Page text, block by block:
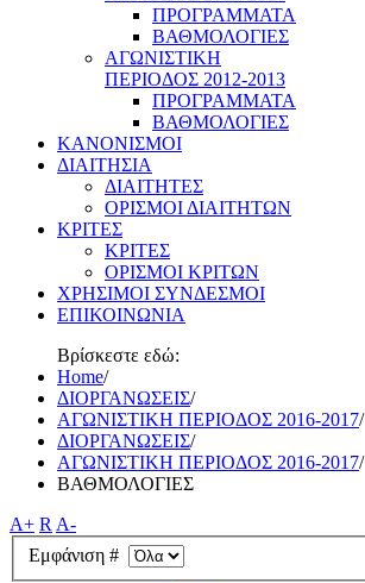
ΠΡΟΓΡΑΜΜΑΤΑ
ΒΑΘΜΟΛΟΓΙΕΣ
ΑΓΩΝΙΣΤΙΚΗ
ΠΕΡΙΟΔΟΣ 2012-2013
ΠΡΟΓΡΑΜΜΑΤΑ
ΒΑΘΜΟΛΟΓΙΕΣ
ΚΑΝΟΝΙΣΜΟΙ
ΔΙΑΙΤΗΣΙΑ
ΔΙΑΙΤΗΤΕΣ
ΟΡΙΣΜΟΙ ΔΙΑΙΤΗΤΩΝ
ΚΡΙΤΕΣ
ΚΡΙΤΕΣ
ΟΡΙΣΜΟΙ ΚΡΙΤΩΝ
ΧΡΗΣΙΜΟΙ ΣΥΝΔΕΣΜΟΙ
ΕΠΙΚΟΙΝΩΝΙΑ
Βρίσκεστε εδώ:
Home/
ΔΙΟΡΓΑΝΩΣΕΙΣ/
ΑΓΩΝΙΣΤΙΚΗ ΠΕΡΙΟΔΟΣ 2016-2017/
ΔΙΟΡΓΑΝΩΣΕΙΣ/
ΑΓΩΝΙΣΤΙΚΗ ΠΕΡΙΟΔΟΣ 2016-2017/
ΒΑΘΜΟΛΟΓΙΕΣ
A+ R A-
Εμφάνιση #